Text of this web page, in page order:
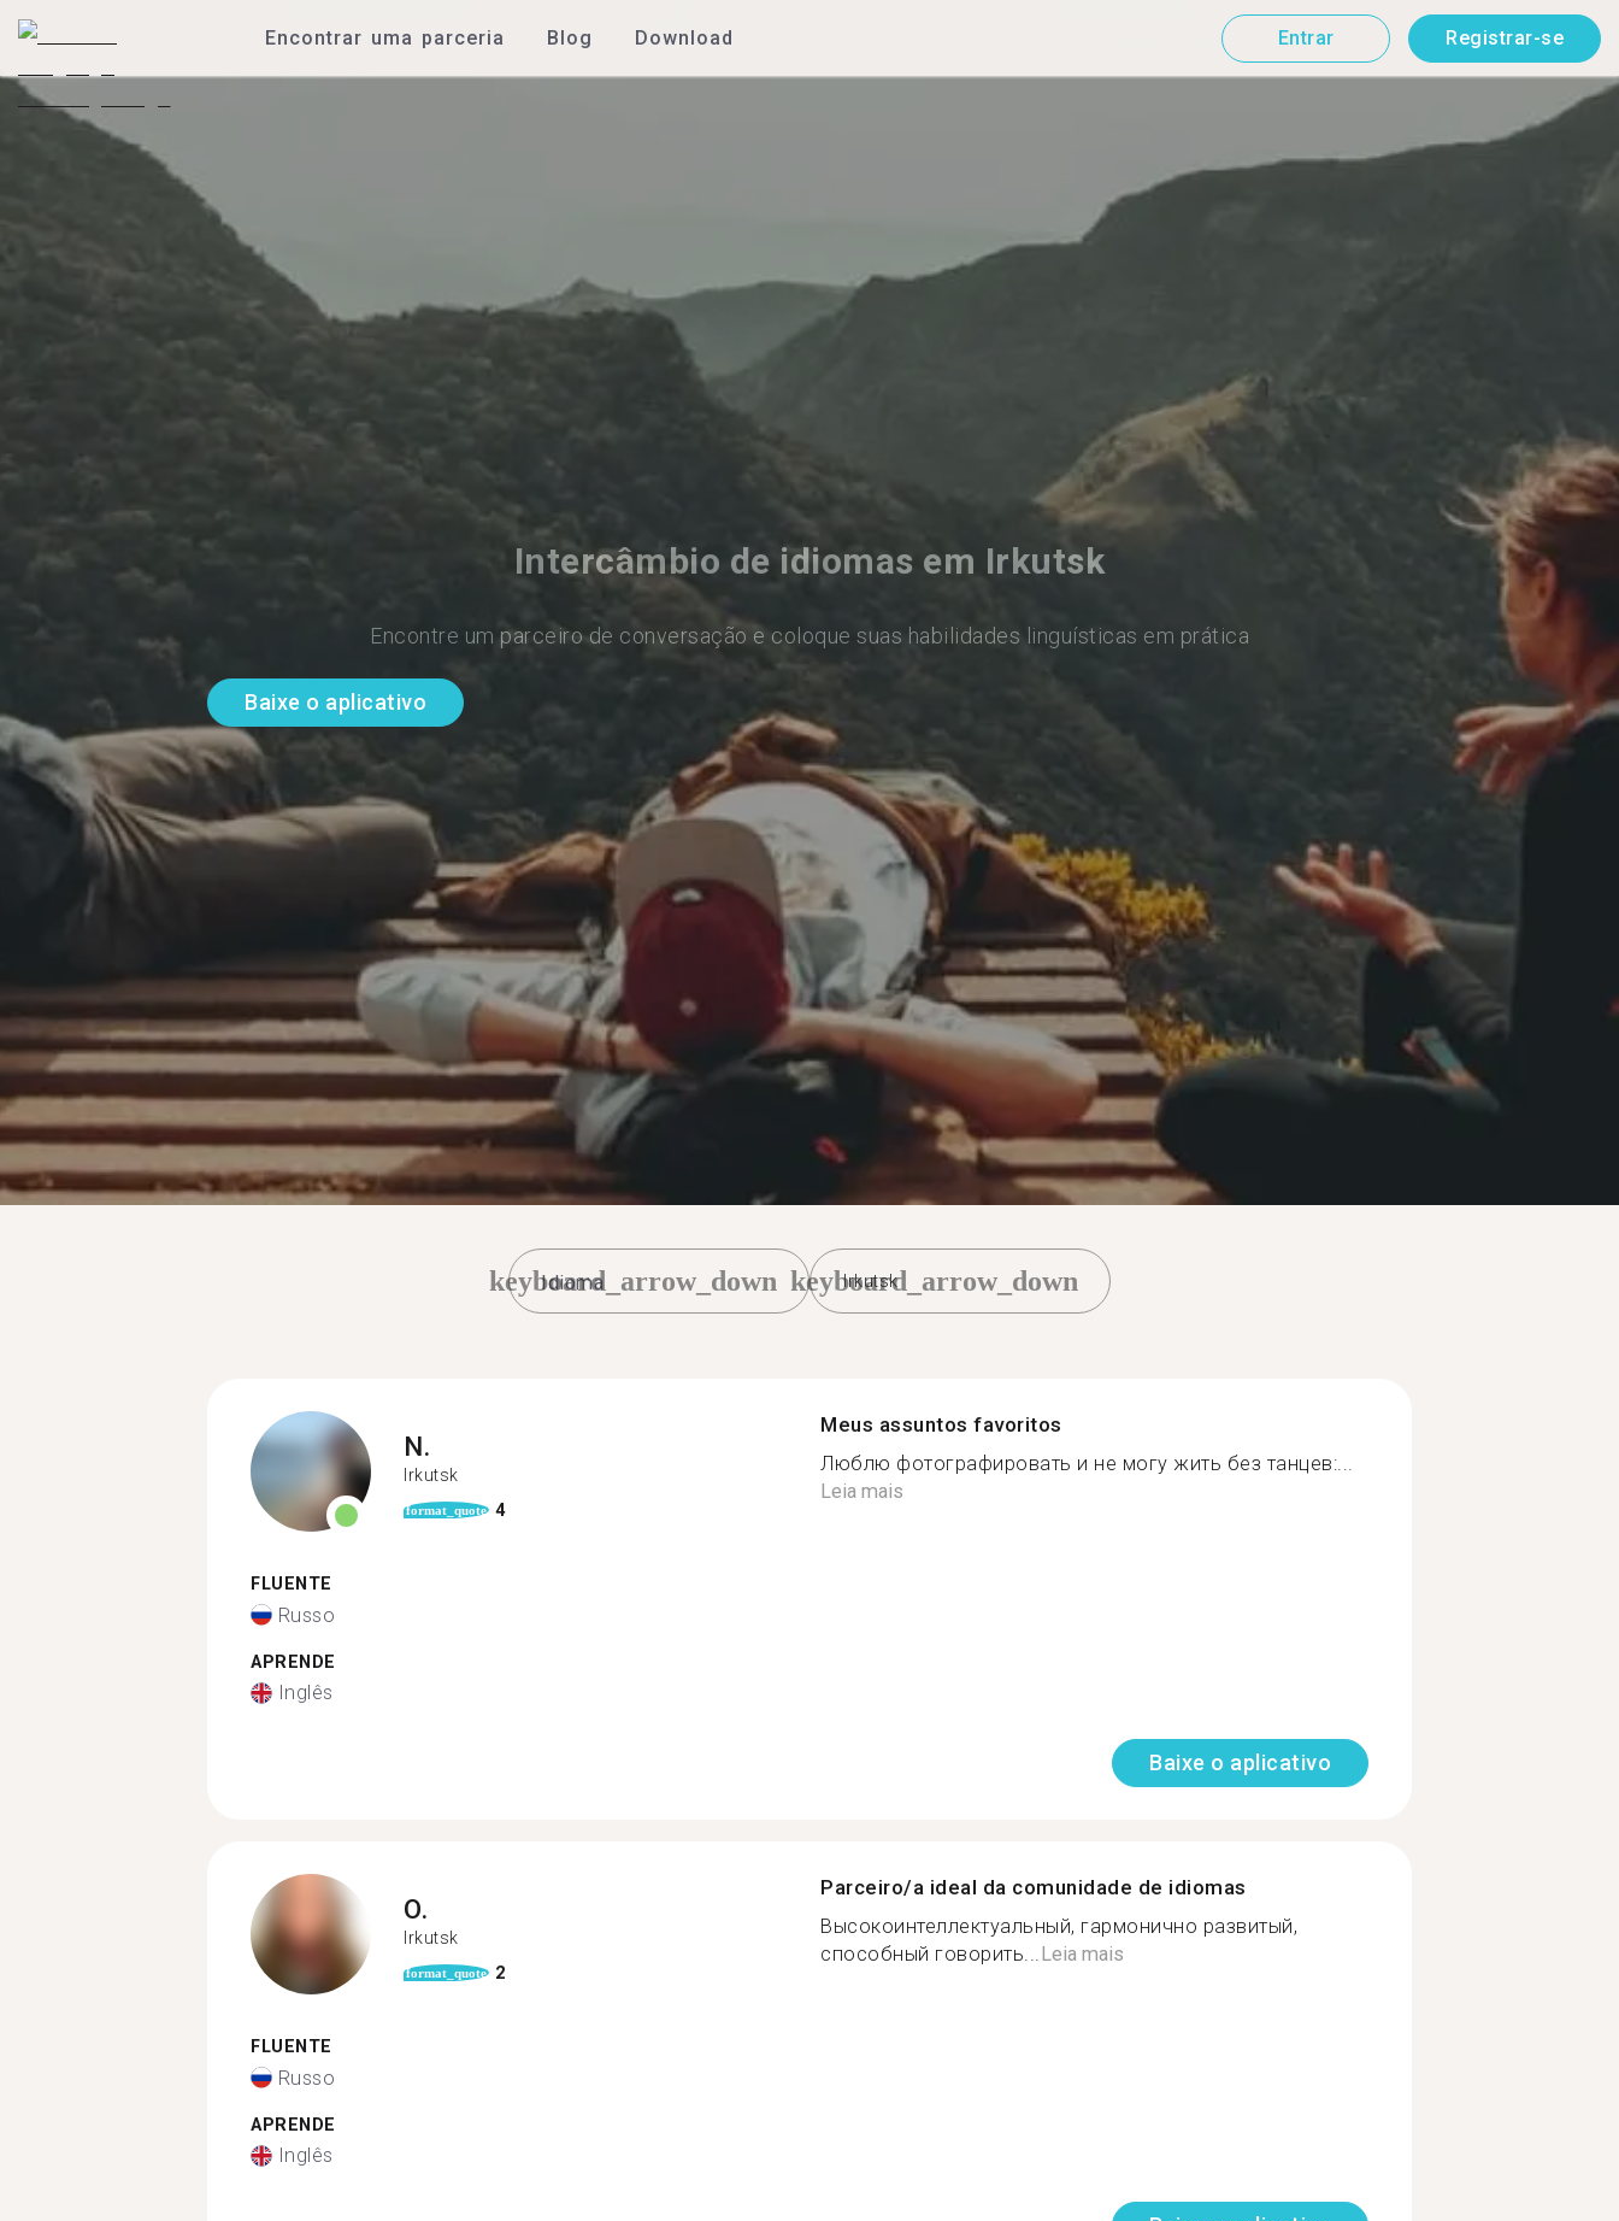
Encontrar uma parceria Blog Download Entrar Registrar-se
Intercâmbio de idiomas em Irkutsk
Encontre um parceiro de conversação e coloque suas habilidades linguísticas em prática
Baixe o aplicativo
keyboard_arrow_down Irkutsk
keyboard_arrow_down
N.
Irkutsk
format_quote 4
FLUENTE
Russo
APRENDE
Inglês
Meus assuntos favoritos
Люблю фотографировать и не могу жить без танцев:...
Leia mais
Baixe o aplicativo
O.
Irkutsk
format_quote 2
FLUENTE
Russo
APRENDE
Inglês
Parceiro/a ideal da comunidade de idiomas
Высокоинтеллектуальный, гармонично развитый,
способный говорить...Leia mais